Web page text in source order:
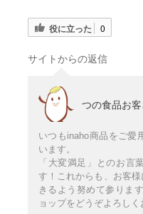
役に立った 0
サイトからの返信
つの食品お
いつもinaho商品をご愛
います。
「大変満足」とのお言
す！これからも、お客
きるよう努めて参りま
ョップをどうぞよろしく